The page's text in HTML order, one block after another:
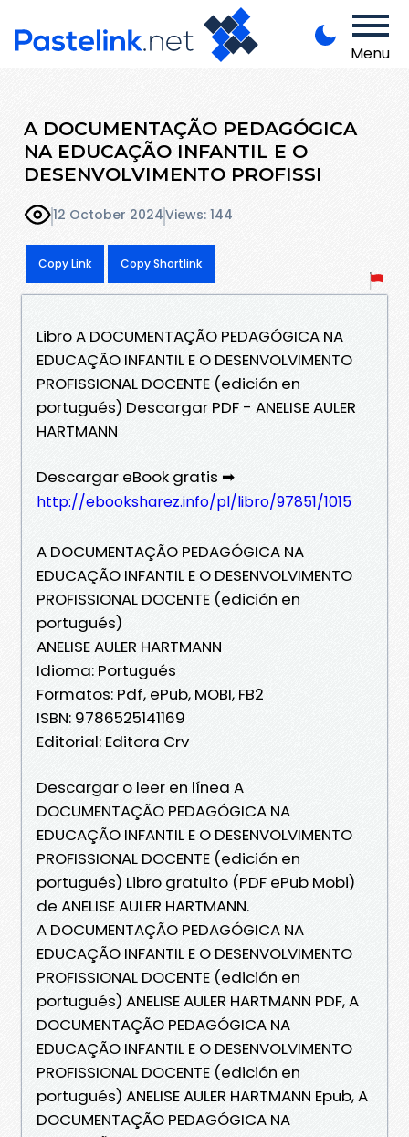
Menu
A DOCUMENTAÇÃO PEDAGÓGICA
NA EDUCAÇÃO INFANTIL E O
DESENVOLVIMENTO PROFISSI
12 October 2024Views: 144
Copy Link Copy Shortlink
Libro A DOCUMENTAÇÃO PEDAGÓGICA NA
EDUCAÇÃO INFANTIL E O DESENVOLVIMENTO
PROFISSIONAL DOCENTE (edición en
portugués) Descargar PDF - ANELISE AULER
HARTMANN
Descargar eBook gratis ➡
http://ebooksharez.info/pl/libro/97851/1015
A DOCUMENTAÇÃO PEDAGÓGICA NA
EDUCAÇÃO INFANTIL E O DESENVOLVIMENTO
PROFISSIONAL DOCENTE (edición en
portugués)
ANELISE AULER HARTMANN
Idioma: Portugués
Formatos: Pdf, ePub, MOBI, FB2
ISBN: 9786525141169
Editorial: Editora Crv
Descargar o leer en línea A
DOCUMENTAÇÃO PEDAGÓGICA NA
EDUCAÇÃO INFANTIL E O DESENVOLVIMENTO
PROFISSIONAL DOCENTE (edición en
portugués) Libro gratuito (PDF ePub Mobi)
de ANELISE AULER HARTMANN.
A DOCUMENTAÇÃO PEDAGÓGICA NA
EDUCAÇÃO INFANTIL E O DESENVOLVIMENTO
PROFISSIONAL DOCENTE (edición en
portugués) ANELISE AULER HARTMANN PDF, A
DOCUMENTAÇÃO PEDAGÓGICA NA
EDUCAÇÃO INFANTIL E O DESENVOLVIMENTO
PROFISSIONAL DOCENTE (edición en
portugués) ANELISE AULER HARTMANN Epub, A
DOCUMENTAÇÃO PEDAGÓGICA NA